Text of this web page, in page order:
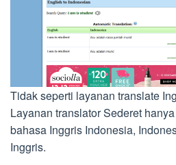
Tidak seperti layanan translate
Layanan translator Sederet
bahasa Inggris Indonesia,
Inggris.